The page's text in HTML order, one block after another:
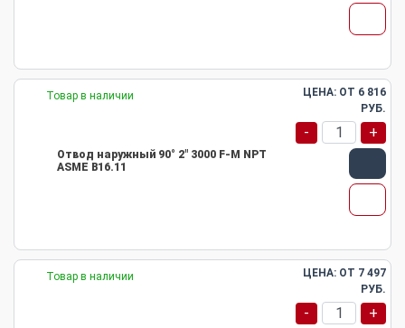
Товар в наличии
Отвод наружный 90° 2" 3000 F-M NPT
ASME B16.11
ЦЕНА: ОТ 6 816
РУБ.
- +
Товар в наличии ЦЕНА: ОТ 7 497
РУБ.
- +